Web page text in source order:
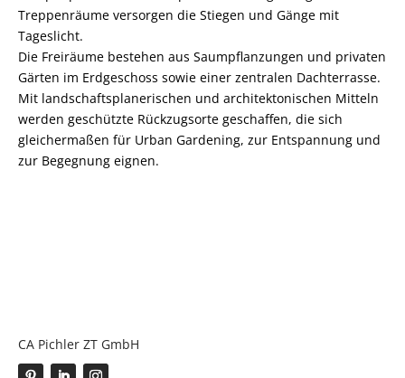
Treppenräume versorgen die Stiegen und Gänge mit
Tageslicht.
Die Freiräume bestehen aus Saumpflanzungen und privaten
Gärten im Erdgeschoss sowie einer zentralen Dachterrasse.
Mit landschaftsplanerischen und architektonischen Mitteln
werden geschützte Rückzugsorte geschaffen, die sich
gleichermaßen für Urban Gardening, zur Entspannung und
zur Begegnung eignen.
CA Pichler ZT GmbH